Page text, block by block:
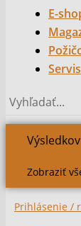
E-
Servis
Výsledkov
Zobraziť
Prihlásenie /